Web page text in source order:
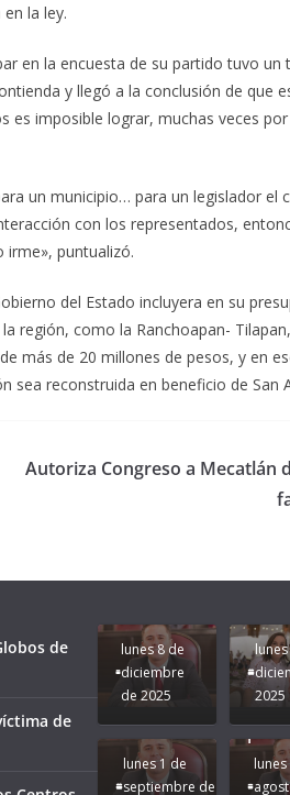
la ley.
en la encuesta de su partido tuvo un
y llegó a la conclusión de que
es imposible lograr, muchas veces
un municipio… para un legislador el
con los representados,
irme», puntualizó.
del Estado incluyera en su
región, como la Ranchoapan-
más de 20 millones de pesos, y en
sea reconstruida en beneficio de San
Autoriza Congreso a Mecatlán
de
de
lunes 8 de
diciembre
de 2025
2025
Apoyo y
Seguimos la
Ruta que
Marca
Nuestra
Rocío Nahle.
lunes 1 de
septiembre de
de
San